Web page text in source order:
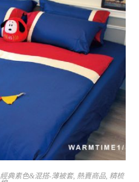
經典素色&混搭-薄被套, 熱賣商品, 精梳